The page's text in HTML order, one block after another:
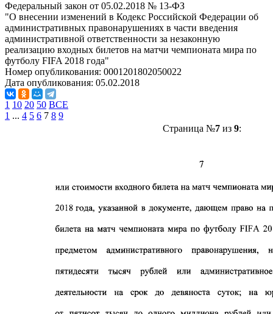
Федеральный закон от 05.02.2018 № 13-ФЗ
"О внесении изменений в Кодекс Российской Федерации об
административных правонарушениях в части введения
административной ответственности за незаконную
реализацию входных билетов на матчи чемпионата мира по
футболу FIFA 2018 года"
Номер опубликования: 0001201802050022
Дата опубликования: 05.02.2018
1 10 20 50 ВСЕ
1 ... 4 5 6 7 8 9
Страница №7из 9: